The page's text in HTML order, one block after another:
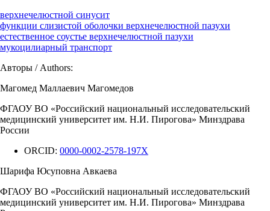
верхнечелюстной синусит
функции слизистой оболочки верхнечелюстной пазухи
естественное соустье верхнечелюстной пазухи
мукоцилиарный транспорт
Авторы / Authors:
Магомед Маллаевич Магомедов
ФГАОУ ВО «Российский национальный исследовательский
медицинский университет им. Н.И. Пирогова» Минздрава
России
ORCID: 0000-0002-2578-197X
Шарифа Юсуповна Авкаева
ФГАОУ ВО «Российский национальный исследовательский
медицинский университет им. Н.И. Пирогова» Минздрава